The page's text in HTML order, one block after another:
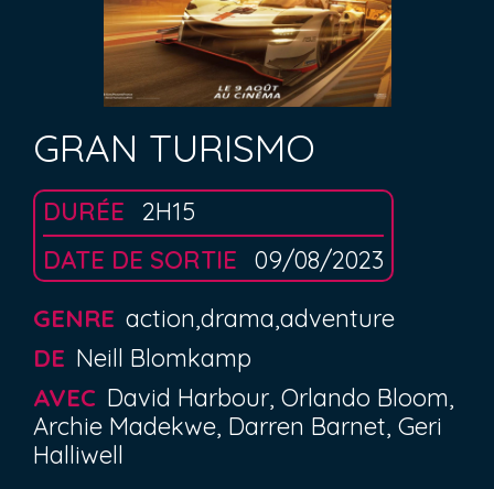
GRAN TURISMO
DURÉE
2H15
DATE DE SORTIE
09/08/2023
GENRE action,drama,adventure
DE Neill Blomkamp
AVEC David Harbour, Orlando Bloom,
Archie Madekwe, Darren Barnet, Geri
Halliwell